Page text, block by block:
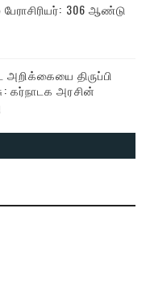
306 ஆண்டு
திருப்பி
கர்நாடக அரசின்